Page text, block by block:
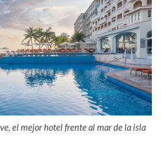
el mejor hotel frente al mar de la isla